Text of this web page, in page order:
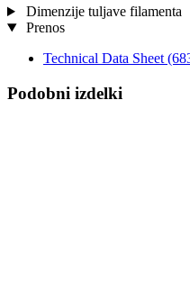
Dimenzije tuljave filamenta
Prenos
Technical Data Sheet
Podobni izdelki